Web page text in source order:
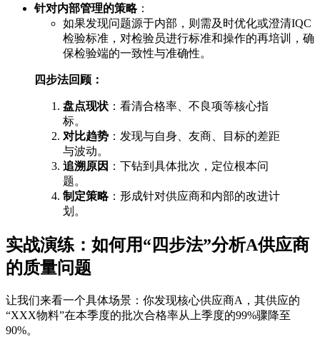
针对内部管理的策略：
如果发现问题源于内部，则需及时优化或澄清IQC
检验标准，对检验员进行标准和操作的再培训，确
保检验端的一致性与准确性。
四步法回顾：
盘点现状 ：看清合格率、不良项等核心指
标。
对比趋势 ：发现与自身、友商、目标的差距
与波动。
追溯原因 ：下钻到具体批次，定位根本问
题。
制定策略：形成针对供应商和内部的改进计
划。
实战演练：如何用“四步法”分析A供应商
的质量问题
让我们来看一个具体场景：你发现核心供应商A，其供应的
“XXX物料”在本季度的批次合格率从上季度的99%骤降至
90%。